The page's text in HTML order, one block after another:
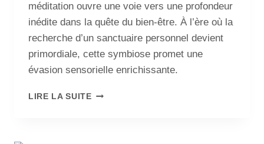
méditation ouvre une voie vers une profondeur
inédite dans la quête du bien-être. À l’ère où la
recherche d’un sanctuaire personnel devient
primordiale, cette symbiose promet une
évasion sensorielle enrichissante.
LIRE LA SUITE